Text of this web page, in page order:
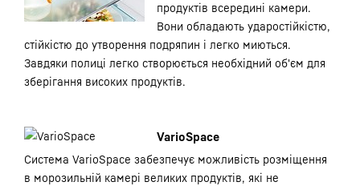
продуктів всередині камери.
Вони обладають ударостійкістю,
стійкістю до утворення подряпин і легко миються.
Завдяки полиці легко створюється необхідний об'єм для
зберігання високих продуктів.
VarioSpace
Система VarioSpace забезпечує можливість розміщення
в морозильній камері великих продуктів, які не